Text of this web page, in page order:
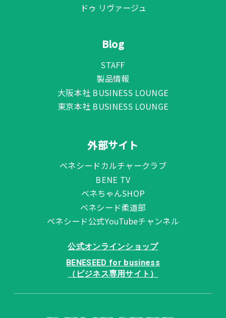
ドゥ リヴァージュ
Blog
STAFF
製品情報
大阪本社 BUSINESS LOUNGE
東京本社 BUSINESS LOUNGE
外部サイト
ベネシードカルチャークラブ
BENE TV
ベネちゃんSHOP
ベネシード柔道部
ベネシード公式YouTubeチャンネル
公式オンラインショップ
BENESEED for business
（ビジネス専用サイト）